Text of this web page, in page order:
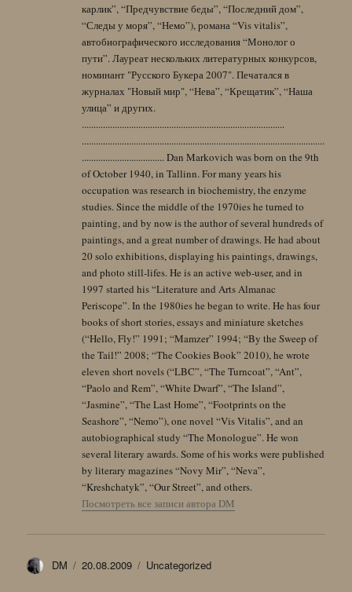
карлик”, “Предчувствие беды”, “Последний дом”,
“Следы у моря”, “Немо”), романа “Vis vitalis”,
автобиографического исследования “Монолог о
пути”. Лауреат нескольких литературных конкурсов,
номинант "Русского Букера 2007". Печатался в
журналах "Новый мир", “Нева”, “Крещатик”, “Наша
улица” и других.
......................................................................................
.......................................................................................................
................................... Dan Markovich was born on the 9th
of October 1940, in Tallinn. For many years his
occupation was research in biochemistry, the enzyme
studies. Since the middle of the 1970ies he turned to
painting, and by now is the author of several hundreds of
paintings, and a great number of drawings. He had about
20 solo exhibitions, displaying his paintings, drawings,
and photo still-lifes. He is an active web-user, and in
1997 started his “Literature and Arts Almanac
Periscope”. In the 1980ies he began to write. He has four
books of short stories, essays and miniature sketches
(“Hello, Fly!” 1991; “Mamzer” 1994; “By the Sweep of
the Tail!” 2008; “The Cookies Book” 2010), he wrote
eleven short novels (“LBC”, “The Turncoat”, “Ant”,
“Paolo and Rem”, “White Dwarf”, “The Island”,
“Jasmine”, “The Last Home”, “Footprints on the
Seashore”, “Nemo”), one novel “Vis Vitalis”, and an
autobiographical study “The Monologue”. He won
several literary awards. Some of his works were published
by literary magazines “Novy Mir”, “Neva”,
“Kreshchatyk”, “Our Street”, and others.
Посмотреть все записи автора DM
Автор
DM Опубликовано
20.08.2009 Рубрики
Uncategorized